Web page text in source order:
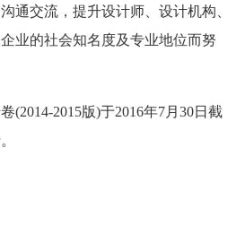
通交流，提升设计师、设计机构、
业的社会知名度及专业地位而努
(2014-2015版)于2016年7月30日截